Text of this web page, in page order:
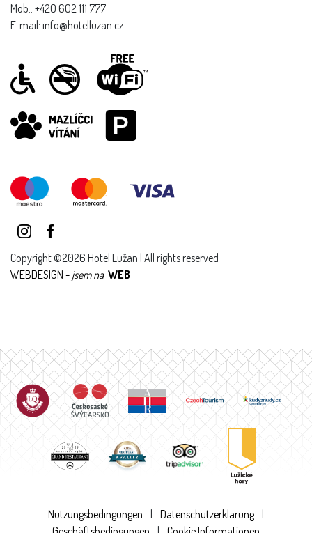
Mob.: +420 602 111 777
E-mail: info@hotelluzan.cz
Copyright ©2026 Hotel Lužan | All rights reserved
WEBDESIGN - jsem na WEB
Nutzungsbedingungen | Datenschutzerklärung |